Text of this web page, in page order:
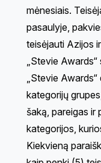
mėnesiais.
pasaulyje,
teisėjauti Azijos
„Stevie
„Stevie
kategorijų
šaką, pareigas ir
kategorijos,
Kiekvieną